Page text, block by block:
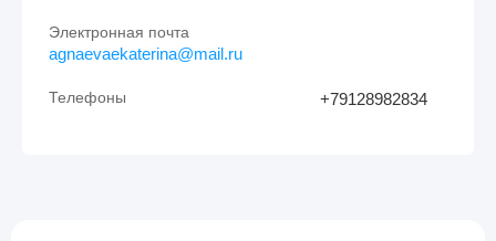
Электронная почта
agnaevaekaterina@mail.ru
Телефоны +79128982834